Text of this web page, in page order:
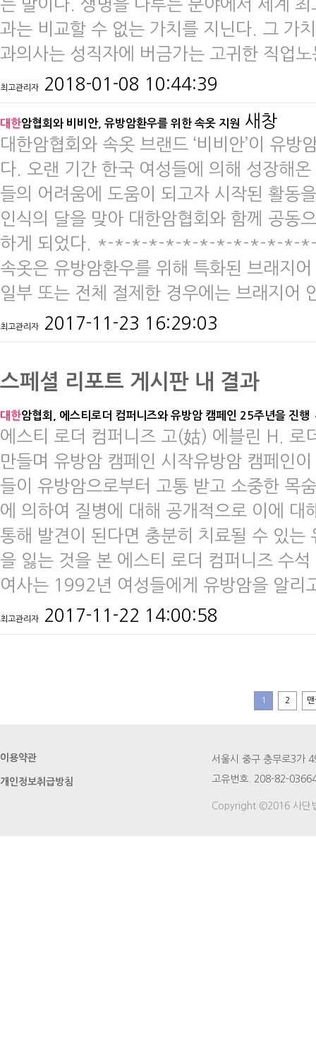
는 말이다. 생명을 다루는 분야에서 세계
과는 비교할 수 없는 가치를 지닌다. 그 가
과의사는 성직자에 버금가는 고귀한 직업
최고관리자 2018-01-08 10:44:39
대한암협회와 비비안, 유방암환우를 위한 속옷 지원
새창
대한암협회와 속옷 브랜드 ‘비비안’이 유
다. 오랜 기간 한국 여성들에 의해 성장해
들의 어려움에 도움이 되고자 시작된 활동
인식의 달을 맞아 대한암협회와 함께 공동
하게 되었다. ​​*-*-*-*-*-*-*-*-*-*-*-*-*-*-
속옷은 유방암환우를 위해 특화된 브래지
일부 또는 전체 절제한 경우에는 브래지어
최고관리자 2017-11-23 16:29:03
스페셜 리포트 게시판 내 결과
대한암협회, 에스티로더 컴퍼니즈와 유방암 캠페인 25주년을 진행
에스티 로더 컴퍼니즈 고(姑) 에블린 H. 로
만들며 유방암 캠페인 시작유방암 캠페인
들이 유방암으로부터 고통 받고 소중한 목
에 의하여 질병에 대해 공개적으로 이에 대
통해 발견이 된다면 충분히 치료될 수 있는
을 잃는 것을 본 에스티 로더 컴퍼니즈 수
여사는 1992년 여성들에게 유방암을 알리
최고관리자 2017-11-22 14:00:58
1 2
이용약관
개인정보취급방침
서울시 중구 충무로3가
고유번호. 208-82-
Copyright ©2016 사단